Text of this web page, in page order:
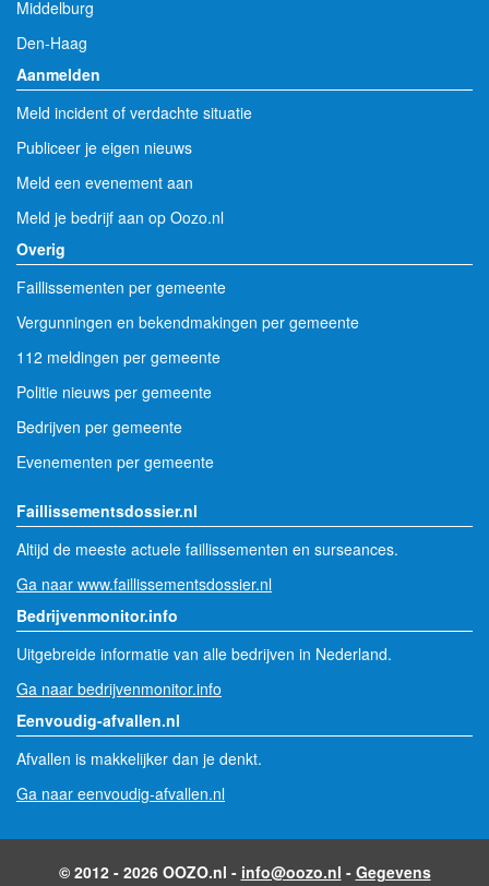
Middelburg
Den-Haag
Aanmelden
Meld incident of verdachte situatie
Publiceer je eigen nieuws
Meld een evenement aan
Meld je bedrijf aan op Oozo.nl
Overig
Faillissementen per gemeente
Vergunningen en bekendmakingen per gemeente
112 meldingen per gemeente
Politie nieuws per gemeente
Bedrijven per gemeente
Evenementen per gemeente
Faillissementsdossier.nl
Altijd de meeste actuele faillissementen en surseances.
Ga naar www.faillissementsdossier.nl
Bedrijvenmonitor.info
Uitgebreide informatie van alle bedrijven in Nederland.
Ga naar bedrijvenmonitor.info
Eenvoudig-afvallen.nl
Afvallen is makkelijker dan je denkt.
Ga naar eenvoudig-afvallen.nl
© 2012 - 2026 OOZO.nl - info@oozo.nl - Gegevens